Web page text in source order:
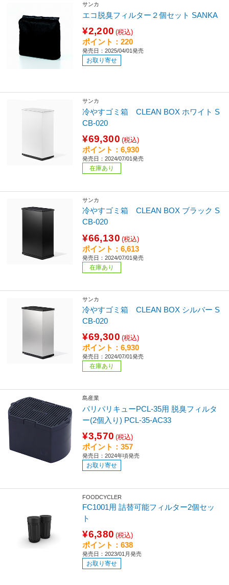
サンカ
エコ脱臭フィルター２個セット SANKA
¥2,200 (税込)
ポイント：220
発売日：2025/04/01発売
お取り寄せ
サンカ
冷やすゴミ箱 CLEAN BOX ホワイト S
CB-020
¥69,300 (税込)
ポイント：6,930
発売日：2024/07/01発売
在庫あり
サンカ
冷やすゴミ箱 CLEAN BOX ブラック S
CB-020
¥66,130 (税込)
ポイント：6,613
発売日：2024/07/01発売
在庫あり
サンカ
冷やすゴミ箱 CLEAN BOX シルバー S
CB-020
¥69,300 (税込)
ポイント：6,930
発売日：2024/07/01発売
在庫あり
島産業
パリパリキューPCL-35用 脱臭フィルタ
ー(2個入り) PCL-35-AC33
¥3,570 (税込)
ポイント：357
発売日：2024年頃発売
お取り寄せ
FOODCYCLER
FC1001用 詰替可能フィルター2個セッ
ト
¥6,380 (税込)
ポイント：638
発売日：2023/01月発売
お取り寄せ